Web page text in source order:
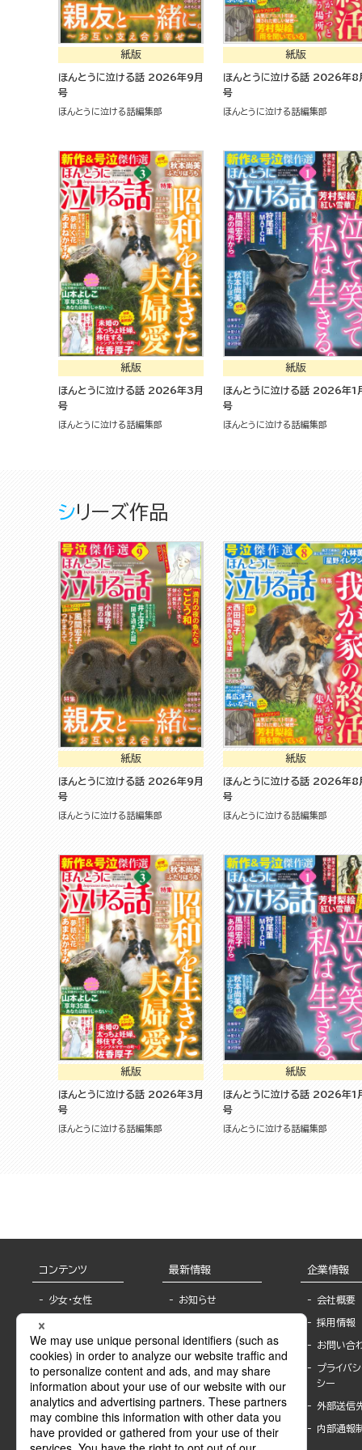
紙版
ほんとうに泣ける話 2026年9月
号
ほんとうに泣ける話編集部
紙版
ほんとうに泣ける話 2026年8月
号
ほんとうに泣ける話編集部
紙版
ほんとうに泣ける話 2026年3月
号
ほんとうに泣ける話編集部
紙版
ほんとうに泣ける話 2026年1
号
ほんとうに泣ける話編集部
シリーズ作品
紙版
ほんとうに泣ける話 2026年9月
号
ほんとうに泣ける話編集部
紙版
ほんとうに泣ける話 2026年8月
号
ほんとうに泣ける話編集部
紙版
ほんとうに泣ける話 2026年3月
号
ほんとうに泣ける話編集部
紙版
ほんとうに泣ける話 2026年1
号
ほんとうに泣ける話編集部
コンテンツ
少女・女性
BL
ライトノベル
青年・一般
グラビア・写真
最新情報
お知らせ
報
書店様へ
海外ライセンシー
公式SNSアカウ
ント
作家一覧
企業情報
会社概要
採用情報
お問い合
プライバ
シー
外部送信
内部通報